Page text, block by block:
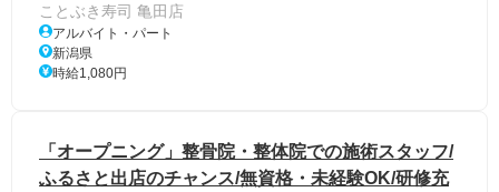
ことぶき寿司 亀田店
アルバイト・パート
新潟県
時給1,080円
「オープニング」整骨院・整体院での施術スタッフ/
ふるさと出店のチャンス/無資格・未経験OK/研修充